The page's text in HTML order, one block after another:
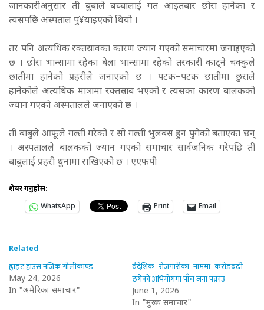
जानकारीअनुसार ती बुबाले बच्चालाई गत आइतबार छोरा हानेका र
त्यसपछि अस्पताल पु¥याइएको थियो ।
तर पनि अत्यधिक रक्तस्रावका कारण ज्यान गएको समाचारमा जनाइएको
छ । छोरा भान्सामा रहेका बेला भान्सामा रहेको तरकारी काट्ने चक्कुले
छातीमा हानेको प्रहरीले जनाएको छ । पटक–पटक छातीमा छुराले
हानेकोले अत्यधिक मात्रामा रक्तस्राब भएको र त्यसका कारण बालकको
ज्यान गएको अस्पतालले जनाएको छ ।
ती बाबुले आफूले गल्ती गरेको र सो गल्ती भुलबस हुन पुगेको बताएका छन्
। अस्पतालले बालकको ज्यान गएको समाचार सार्वजनिक गरेपछि ती
बाबुलाई प्रहरी थुनामा राखिएको छ । एएफपी
शेयर गर्नुहोस:
WhatsApp
Print Email
Related
ह्वाइट हाउस नजिक गोलीकाण्ड
May 24, 2026
In "अमेरिका समाचार"
वैदेशिक रोजगारीका नाममा करोडबढी
ठगेको अभियोगमा पाँच जना पक्राउ
June 1, 2026
In "मुख्य समाचार"